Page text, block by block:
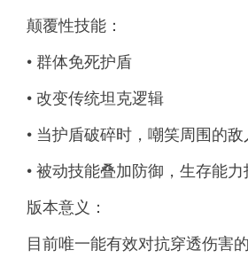
颠覆性技能：
• 群体免死护盾
• 改变传统坦克逻辑
• 当护盾破碎时，嘲笑周围的
• 被动技能叠加防御，生存能
版本意义：
目前唯一能有效对抗穿透伤害